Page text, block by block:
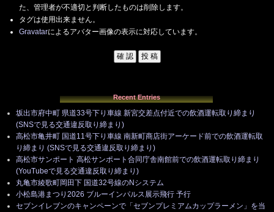
た、管理者が不適切と判断したものは削除します。
タグは使用出来ません。
Gravatarによるアバター画像の表示に対応しています。
Recent Entries
坂出市府中町 県道33号下り車線 新宮交差点付近での飲酒運転取り締まり
(SNSで見る交通違反取り締まり)
高松市亀井町 国道11号下り車線 南新町商店街アーケード前での飲酒運転取
り締まり (SNSで見る交通違反取り締まり)
高松市サンポート 高松サンポート合同庁舎南館前での飲酒運転取り締まり
(YouTubeで見る交通違反取り締まり)
丸亀市綾歌町岡田下 国道32号線のNシステム
小松島港まつり2026 ブルーインパルス展示飛行 予行
セブンイレブンのキャンペーンで「セブンプレミアムカップラーメン」を当